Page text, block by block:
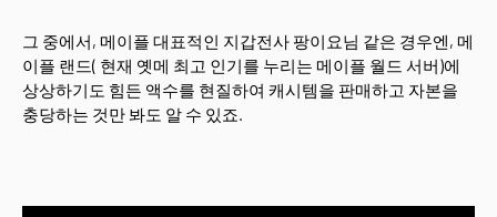
그 중에서, 메이플 대표적인 지갑전사 팡이요님 같은 경우엔, 메
이플 랜드( 현재 옛메 최고 인기를 누리는 메이플 월드 서버)에
상상하기도 힘든 액수를 현질하여 캐시템을 판매하고 자본을
충당하는 것만 봐도 알 수 있죠.